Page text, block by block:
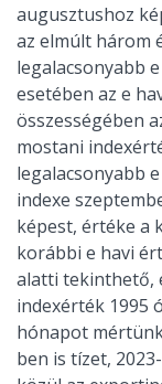
augusztushoz
az elmúlt három
legalacsonyabb
esetében az e
összességében
mostani
legalacsonyabb
indexe
képest, értéke a
korábbi e havi
alatti tekinthető,
indexérték 1995
hónapot
ben is tízet,